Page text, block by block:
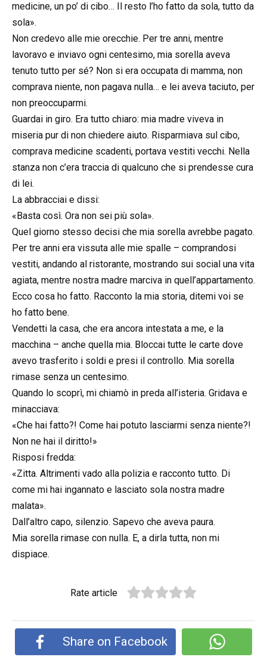
medicine, un po’ di cibo… Il resto l’ho fatto da sola, tutto da
sola».
Non credevo alle mie orecchie. Per tre anni, mentre
lavoravo e inviavo ogni centesimo, mia sorella aveva
tenuto tutto per sé? Non si era occupata di mamma, non
comprava niente, non pagava nulla… e lei aveva taciuto, per
non preoccuparmi.
Guardai in giro. Era tutto chiaro: mia madre viveva in
miseria pur di non chiedere aiuto. Risparmiava sul cibo,
comprava medicine scadenti, portava vestiti vecchi. Nella
stanza non c’era traccia di qualcuno che si prendesse cura
di lei.
La abbracciai e dissi:
«Basta così. Ora non sei più sola».
Quel giorno stesso decisi che mia sorella avrebbe pagato.
Per tre anni era vissuta alle mie spalle – comprandosi
vestiti, andando al ristorante, mostrando sui social una vita
agiata, mentre nostra madre marciva in quell’appartamento.
Ecco cosa ho fatto. Racconto la mia storia, ditemi voi se
ho fatto bene.
Vendetti la casa, che era ancora intestata a me, e la
macchina – anche quella mia. Bloccai tutte le carte dove
avevo trasferito i soldi e presi il controllo. Mia sorella
rimase senza un centesimo.
Quando lo scoprì, mi chiamò in preda all’isteria. Gridava e
minacciava:
«Che hai fatto?! Come hai potuto lasciarmi senza niente?!
Non ne hai il diritto!»
Risposi fredda:
«Zitta. Altrimenti vado alla polizia e racconto tutto. Di
come mi hai ingannato e lasciato sola nostra madre
malata».
Dall’altro capo, silenzio. Sapevo che aveva paura.
Mia sorella rimase con nulla. E, a dirla tutta, non mi
dispiace.
Rate article
Share on Facebook